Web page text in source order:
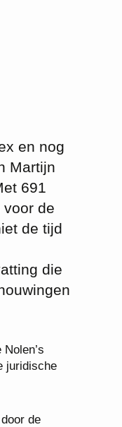
en nog
Martijn
691
voor de
de tijd
die
juridische
de